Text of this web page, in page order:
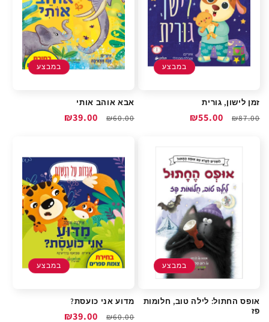
במבצע
זמן לישון, גורית
מחיר
₪87.00
מחיר
₪55.00
במבצע
אבא אוהב אותי
מחיר
₪60.00
מחיר
₪39.00
במבצע
אופס החתול: לילה טוב, חלומות
פז
במבצע
מדוע אני כועסת?
מחיר
₪60.00
מחיר
₪39.00